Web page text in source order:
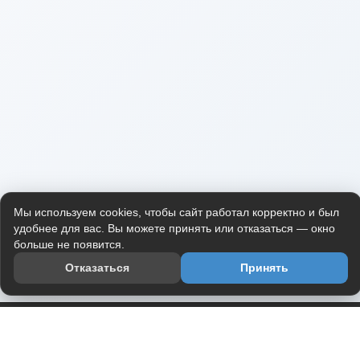
Мы используем cookies, чтобы сайт работал корректно и был
удобнее для вас. Вы можете принять или отказаться — окно
больше не появится.
Отказаться
Принять